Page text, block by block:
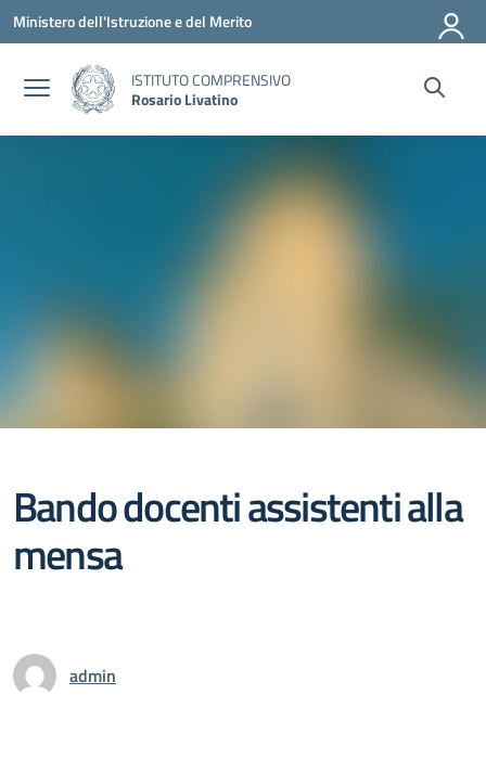
Vai ai contenuti
Vai al menu di navigazione
Vai al footer
Ministero dell'Istruzione e del Merito
ISTITUTO COMPRENSIVO
Rosario Livatino
Bando docenti assistenti alla
mensa
admin